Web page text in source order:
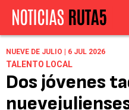
NUEVE DE JULIO | 6 JUL 2026
TALENTO LOCAL
Dos jóvenes